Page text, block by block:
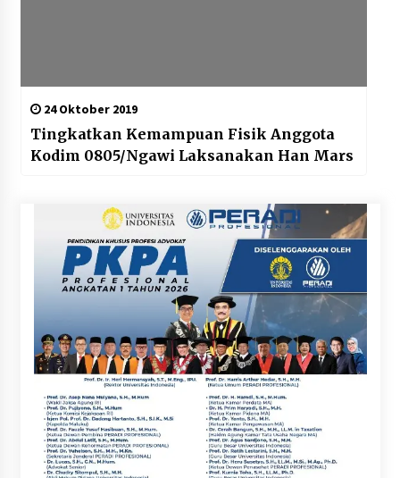
24 Oktober 2019
Tingkatkan Kemampuan Fisik Anggota
Kodim 0805/Ngawi Laksanakan Han Mars